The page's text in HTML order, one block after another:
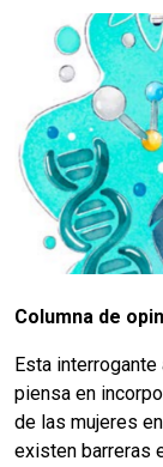
Columna de
Esta
piensa en
de las mujeres
existen barreras